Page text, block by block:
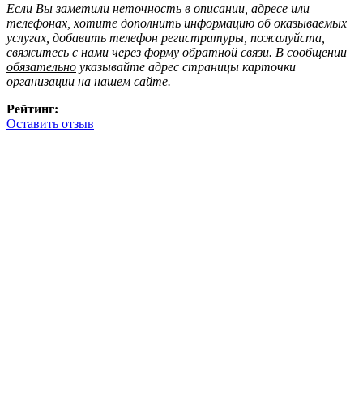
Если Вы заметили неточность в описании, адресе или
телефонах, хотите дополнить информацию об оказываемых
услугах, добавить телефон регистратуры, пожалуйста,
свяжитесь с нами через форму обратной связи. В сообщении
обязательно указывайте адрес страницы карточки
организации на нашем сайте.
Рейтинг:
Оставить отзыв